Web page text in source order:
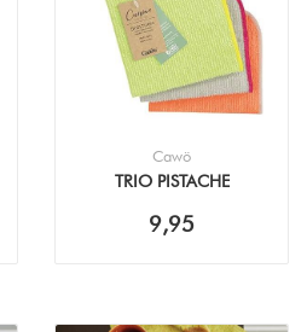
Cawö
TRIO PISTACHE
(30X30CM - 3PACK)
9,95